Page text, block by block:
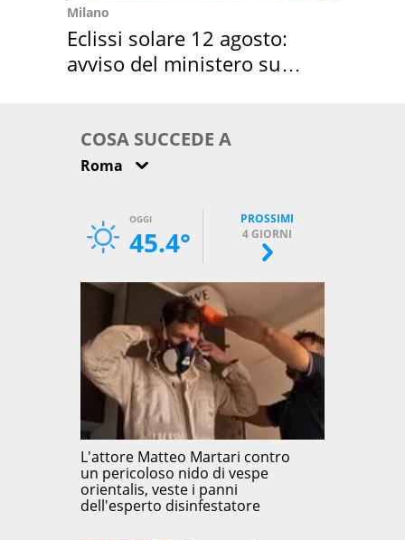
Milano
Eclissi solare 12 agosto:
avviso del ministero su